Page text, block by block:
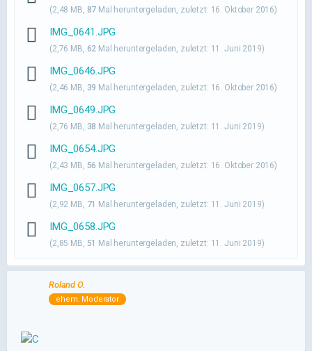
(2,48 MB, 87 Mal heruntergeladen, zuletzt: 16. Oktober 2016)
IMG_0641.JPG
(2,76 MB, 62 Mal heruntergeladen, zuletzt: 11. Juni 2019)
IMG_0646.JPG
(2,46 MB, 39 Mal heruntergeladen, zuletzt: 16. Oktober 2016)
IMG_0649.JPG
(2,76 MB, 38 Mal heruntergeladen, zuletzt: 11. Juni 2019)
IMG_0654.JPG
(2,43 MB, 56 Mal heruntergeladen, zuletzt: 16. Oktober 2016)
IMG_0657.JPG
(2,92 MB, 71 Mal heruntergeladen, zuletzt: 11. Juni 2019)
IMG_0658.JPG
(2,85 MB, 51 Mal heruntergeladen, zuletzt: 11. Juni 2019)
Roland O.
ehem. Moderator